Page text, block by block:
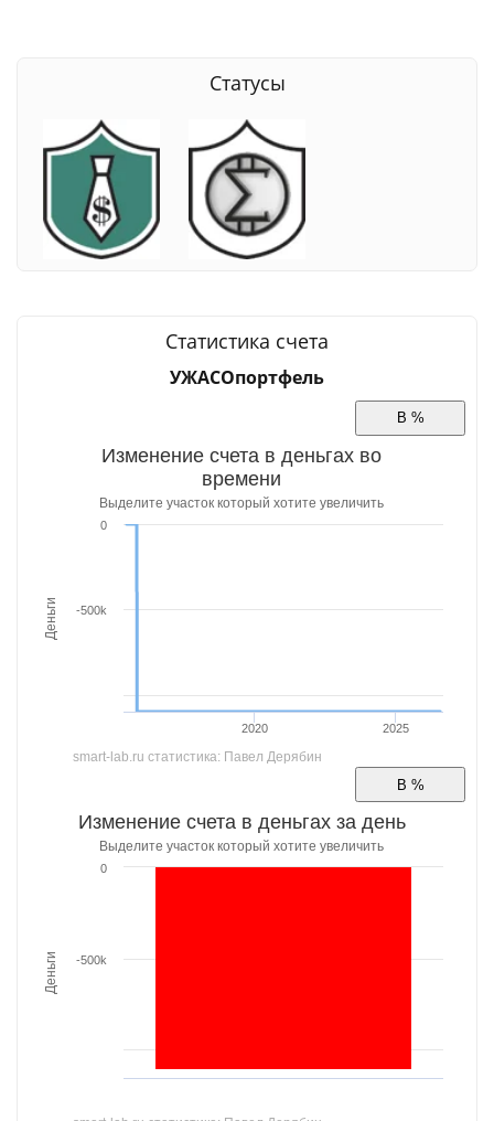
Статусы
Статистика счета
УЖАСОпортфель
smart-lab.ru статистика: Павел Дерябин
Деньги
Изменение счета в деньгах во
времени
Выделите участок который хотите увеличить
2020 2025
-500k
0
Деньги
Изменение счета в деньгах за день
Выделите участок который хотите увеличить
-500k
0